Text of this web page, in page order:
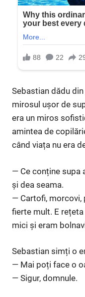
Sebastian dădu
mirosul ușor de
era un miros
amintea de
când viața nu era
— Ce conține supa
și dea seama.
— Cartofi, morcovi,
fierte mult. E
mici și eram
Sebastian simți o
— Mai poți face o
— Sigur, domnule.